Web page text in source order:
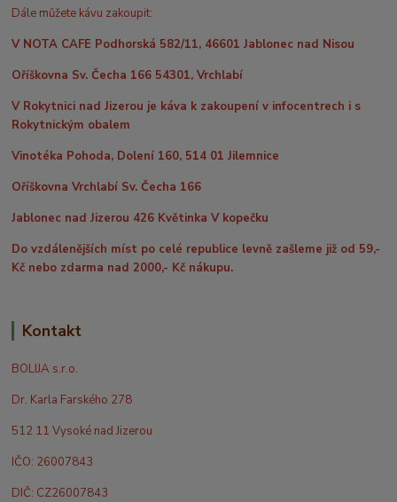
Dále můžete kávu zakoupit:
V NOTA CAFE Podhorská 582/11, 46601 Jablonec nad Nisou
Oříškovna Sv. Čecha 166 54301, Vrchlabí
V Rokytnici nad Jizerou je káva k zakoupení v infocentrech i s
Rokytnickým obalem
Vinotéka Pohoda, Dolení 160, 514 01 Jilemnice
Oříškovna Vrchlabí Sv. Čecha 166
Jablonec nad Jizerou 426 Květinka V kopečku
Do vzdálenějších míst po celé republice levně zašleme již od 59,-
Kč nebo zdarma nad 2000,- Kč nákupu.
Kontakt
BOLIJA s.r.o.
Dr. Karla Farského 278
512 11 Vysoké nad Jizerou
IČO: 26007843
DIČ: CZ26007843